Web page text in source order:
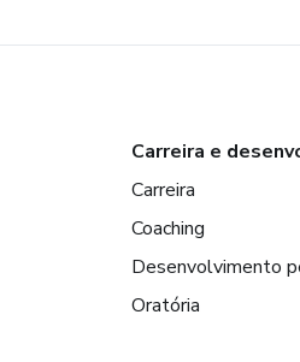
Carreira e
Carreira
Coaching
Desenvolvimento
Oratória